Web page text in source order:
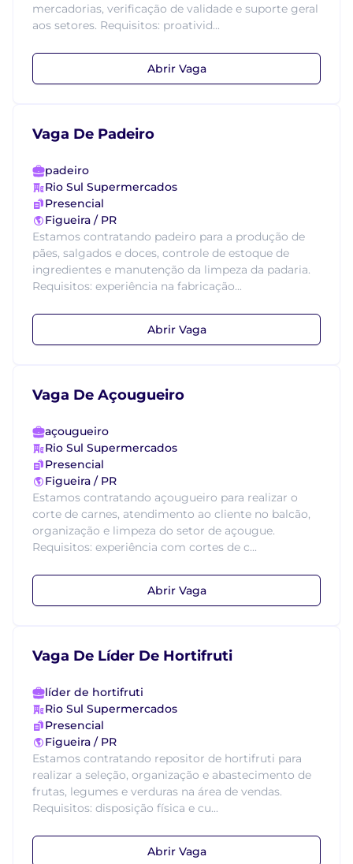
mercadorias, verificação de validade e suporte geral
aos setores. Requisitos: proativid...
Abrir Vaga
Vaga De Padeiro
padeiro
Rio Sul Supermercados
Presencial
Figueira / PR
Estamos contratando padeiro para a produção de
pães, salgados e doces, controle de estoque de
ingredientes e manutenção da limpeza da padaria.
Requisitos: experiência na fabricação...
Abrir Vaga
Vaga De Açougueiro
açougueiro
Rio Sul Supermercados
Presencial
Figueira / PR
Estamos contratando açougueiro para realizar o
corte de carnes, atendimento ao cliente no balcão,
organização e limpeza do setor de açougue.
Requisitos: experiência com cortes de c...
Abrir Vaga
Vaga De Líder De Hortifruti
líder de hortifruti
Rio Sul Supermercados
Presencial
Figueira / PR
Estamos contratando repositor de hortifruti para
realizar a seleção, organização e abastecimento de
frutas, legumes e verduras na área de vendas.
Requisitos: disposição física e cu...
Abrir Vaga